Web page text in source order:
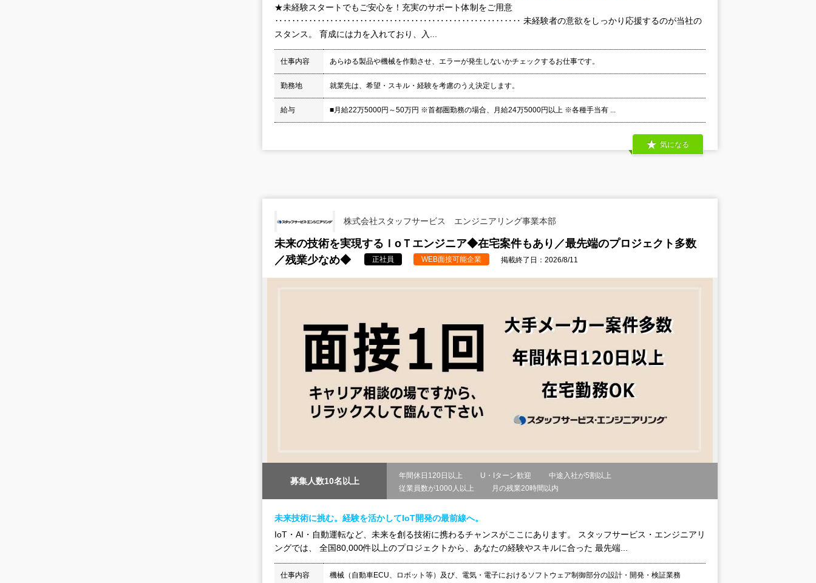
★未経験スタートでもご安心を！充実のサポート体制をご用意
‥‥‥‥‥‥‥‥‥‥‥‥‥‥‥‥‥‥‥‥‥‥‥‥‥‥‥‥‥ 未経験者の意欲をしっかり応援するのが当社の
スタンス。 育成には力を入れており、入...
仕事内容 あらゆる製品や機械を作動させ、エラーが発生しないかチェックするお仕事です。
勤務地 就業先は、希望・スキル・経験を考慮のうえ決定します。
給与 ■月給22万5000円～50万円 ※首都圏勤務の場合、月給24万5000円以上 ※各種手当有 ...
気になる
株式会社スタッフサービス エンジニアリング事業本部
未来の技術を実現するＩoＴエンジニア◆在宅案件もあり／最先端のプロジェクト多数
／残業少なめ◆
正社員 WEB面接可能企業 掲載終了日：2026/8/11
募集人数10名以上
年間休日120日以上 U・Iターン歓迎
中途入社が5割以上
従業員数が1000人以上
月の残業20時間以内
未来技術に挑む。経験を活かしてIoT開発の最前線へ。
IoT・AI・自動運転など、未来を創る技術に携わるチャンスがここにあります。 スタッフサービス・エンジニアリ
ングでは、 全国80,000件以上のプロジェクトから、あなたの経験やスキルに合った 最先端...
仕事内容 機械（自動車ECU、ロボット等）及び、電気・電子におけるソフトウェア制御部分の設計・開発・検証業務